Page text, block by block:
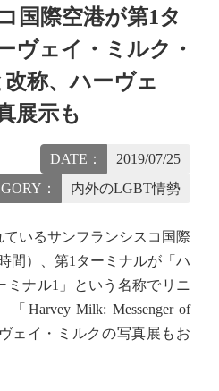
国際空港が第1タ
ヴェイ・ミルク・
称、ハーヴェ
展示も
DATE：
2019/07/25
：
内外のLGBT情勢
いるサンフランシスコ国際
間）、第1ターミナルが「ハ
ミナル1」という名称でリニ
Harvey Milk: Messenger of
ェイ・ミルクの写真展もお